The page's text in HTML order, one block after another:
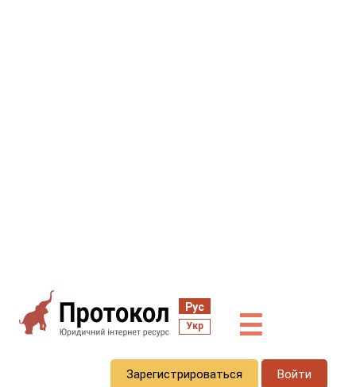
Рус
Укр ☰
Зарегистрироваться Войти